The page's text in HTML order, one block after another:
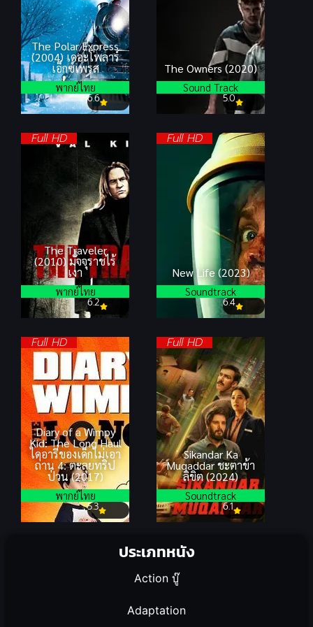
ประเภทหนัง
Action บู๊
Adaptation
The Polar Express
(2004) เดอะโพลาร์
เอ็กซ์เพรส
6.6
พากย์ไทย
The Owners (2020)
5.0
Sound Track
Full HD
The Traveler
(2010) มัจจุราชไร้
เงา
6.2
พากย์ไทย
Full HD
New Life (2023)
6.4
Soundtrack
Full HD
Diary of a Wimpy
Kid: The Long Haul
ไดอารี่ของเด็กไม่เอา
ถ่าน 4: ตะลุยทริป
ป่วน (2017)
5.3
พากย์ไทย
Full HD
Sikandar Ka
Muqaddar ชะตาข้า
ลิขิต (2024)
6.1
Soundtrack